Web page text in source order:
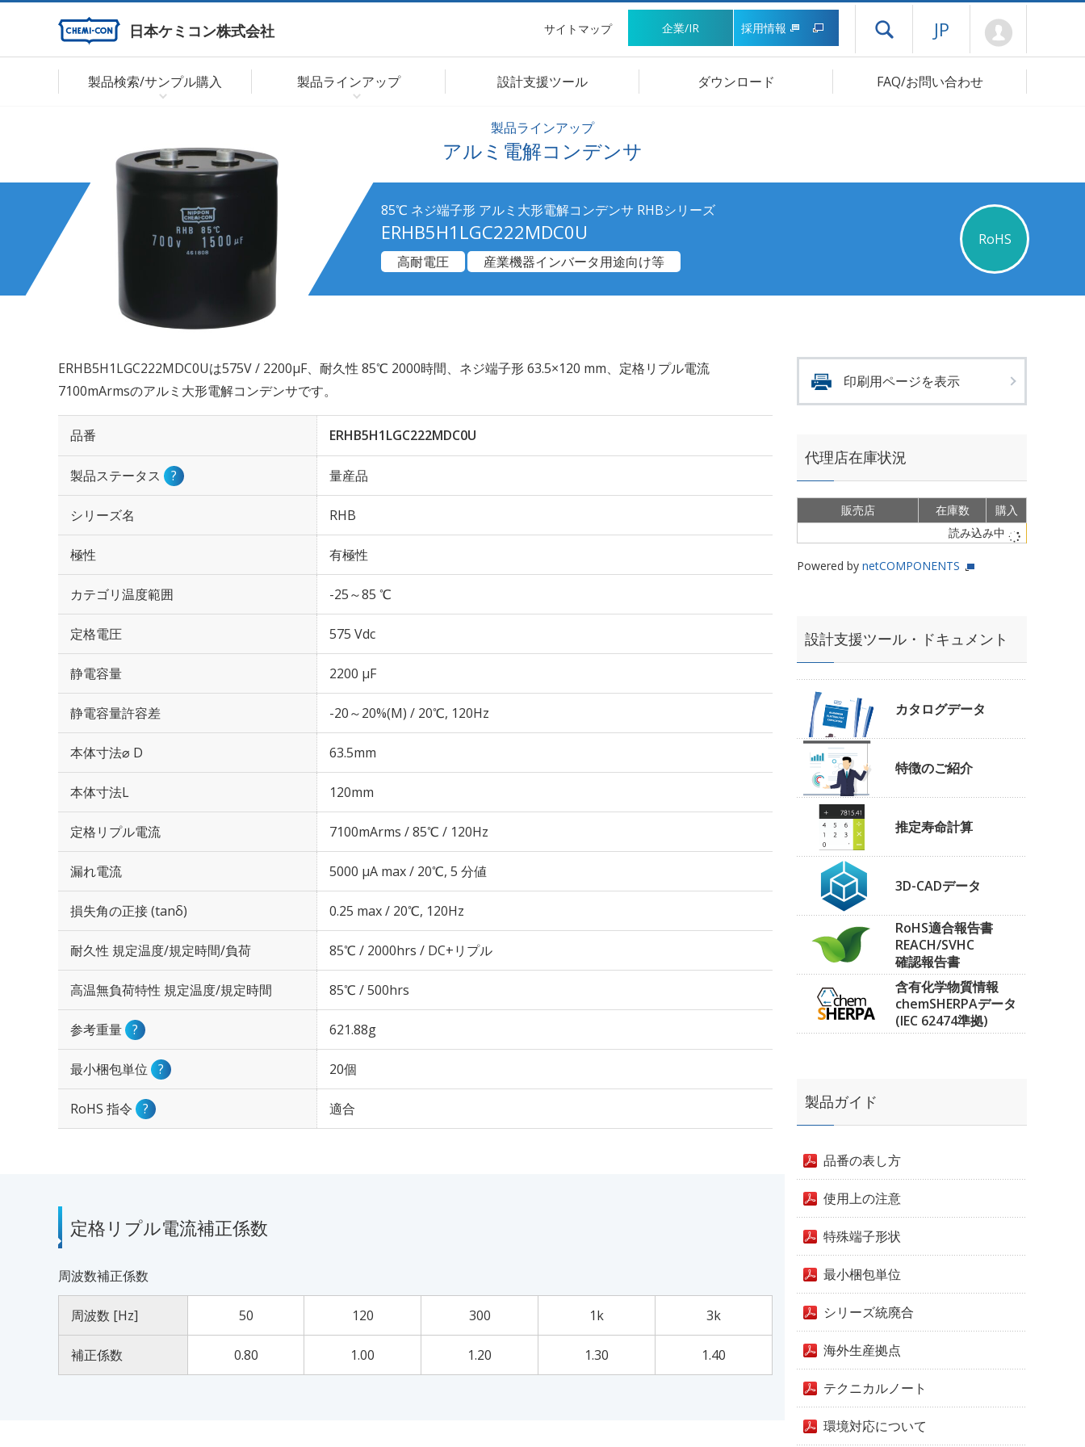
日本ケミコン株式会社 サイトマップ 企業/IR 採用情報 ドロワーメニューを開く
JP
製品検索/サンプル購入 製品ラインアップ 設計支援ツール ダウンロード FAQ/お問い合わせ
製品ラインアップ
アルミ電解コンデンサ
85℃ ネジ端子形 アルミ大形電解コンデンサ RHBシリーズ
ERHB5H1LGC222MDC0U
RoHS
高耐電圧
産業機器インバータ用途向け等
ERHB5H1LGC222MDC0Uは575V / 2200µF、耐久性 85℃ 2000時間、ネジ端子形 63.5×120 mm、定格リプル電流
7100mArmsのアルミ大形電解コンデンサです。
品番 ERHB5H1LGC222MDC0U
製品ステータス ? 量産品
シリーズ名 RHB
極性 有極性
カテゴリ温度範囲 -25～85 ℃
定格電圧 575 Vdc
静電容量 2200 µF
静電容量許容差 -20～20%(M) / 20℃, 120Hz
本体寸法⌀ D 63.5mm
本体寸法L 120mm
定格リプル電流 7100mArms / 85℃ / 120Hz
漏れ電流 5000 μA max / 20℃, 5 分値
損失角の正接 (tanδ) 0.25 max / 20℃, 120Hz
耐久性 規定温度/規定時間/負荷 85℃ / 2000hrs / DC+リプル
高温無負荷特性 規定温度/規定時間 85℃ / 500hrs
参考重量 ? 621.88g
最小梱包単位 ? 20個
RoHS 指令 ? 適合
定格リプル電流補正係数
周波数補正係数
周波数 [Hz] 50 120 300 1k 3k
補正係数 0.80 1.00 1.20 1.30 1.40
印刷用ページを表示
代理店在庫状況
販売店 在庫数
購入
読み込み中
Powered by netCOMPONENTS
設計支援ツール・ドキュメント
カタログデータ
特徴のご紹介
推定寿命計算
3D-CADデータ
RoHS適合報告書
REACH/SVHC
確認報告書
含有化学物質情報
chemSHERPAデータ
(IEC 62474準拠)
製品ガイド
品番の表し方
使用上の注意
特殊端子形状
最小梱包単位
シリーズ統廃合
海外生産拠点
テクニカルノート
環境対応について